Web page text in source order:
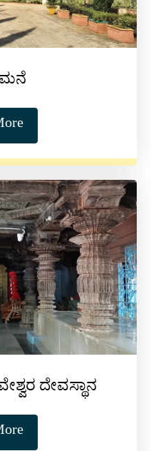
ದೇವಸ್ಥಾನ